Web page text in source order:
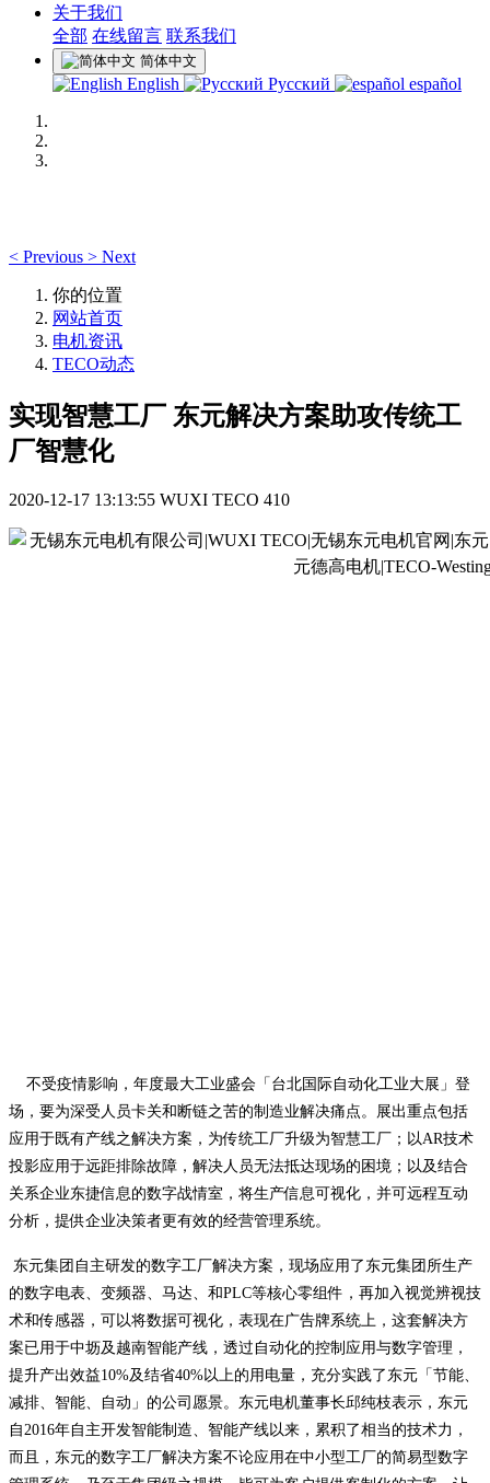
关于我们
全部 在线留言 联系我们
简体中文
English Русский español
< Previous > Next
你的位置
网站首页
电机资讯
TECO动态
实现智慧工厂 东元解决方案助攻传统工
厂智慧化
2020-12-17 13:13:55 WUXI TECO 410
不受疫情影响，年度最大工业盛会「台北国际自动化工业大展」登
场，要为深受人员卡关和断链之苦的制造业解决痛点。展出重点包括
应用于既有产线之解决方案，为传统工厂升级为智慧工厂；以AR技术
投影应用于远距排除故障，解决人员无法抵达现场的困境；以及结合
关系企业东捷信息的数字战情室，将生产信息可视化，并可远程互动
分析，提供企业决策者更有效的经营管理系统。
东元集团自主研发的数字工厂解决方案，现场应用了东元集团所生产
的数字电表、变频器、马达、和PLC等核心零组件，再加入视觉辨视技
术和传感器，可以将数据可视化，表现在广告牌系统上，这套解决方
案已用于中坜及越南智能产线，透过自动化的控制应用与数字管理，
提升产出效益10%及结省40%以上的用电量，充分实践了东元「节能、
减排、智能、自动」的公司愿景。东元电机董事长邱纯枝表示，东元
自2016年自主开发智能制造、智能产线以来，累积了相当的技术力，
而且，东元的数字工厂解决方案不论应用在中小型工厂的简易型数字